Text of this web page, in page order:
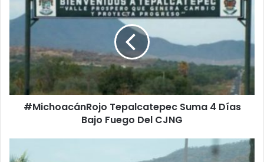
Tepalcatepec
Suma
Bajo
Fuego
Del
CJNG
#MichoacánRojo Tepalcatepec Suma 4 Días
Bajo Fuego Del CJNG
SEGOB: